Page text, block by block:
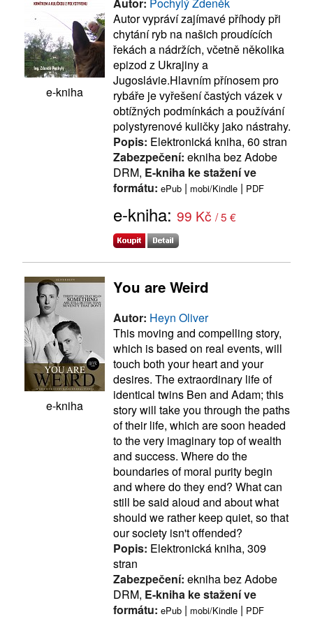
e-kniha
Autor: Pochylý Zdeněk
Autor vypráví zajímavé příhody při
chytání ryb na našich proudících
řekách a nádržích, včetně několika
epizod z Ukrajiny a
Jugoslávie.Hlavním přínosem pro
rybáře je vyřešení častých vázek v
obtížných podmínkách a používání
polystyrenové kuličky jako nástrahy.
Popis: Elektronická kniha, 60 stran
Zabezpečení: ekniha bez Adobe
DRM, E-kniha ke stažení ve
formátu: ePub | mobi/Kindle | PDF
e-kniha: 99 Kč / 5 €
e-kniha
You are Weird
Autor: Heyn Oliver
This moving and compelling story,
which is based on real events, will
touch both your heart and your
desires. The extraordinary life of
identical twins Ben and Adam; this
story will take you through the paths
of their life, which are soon headed
to the very imaginary top of wealth
and success. Where do the
boundaries of moral purity begin
and where do they end? What can
still be said aloud and about what
should we rather keep quiet, so that
our society isn't offended?
Popis: Elektronická kniha, 309
stran
Zabezpečení: ekniha bez Adobe
DRM, E-kniha ke stažení ve
formátu: ePub | mobi/Kindle | PDF